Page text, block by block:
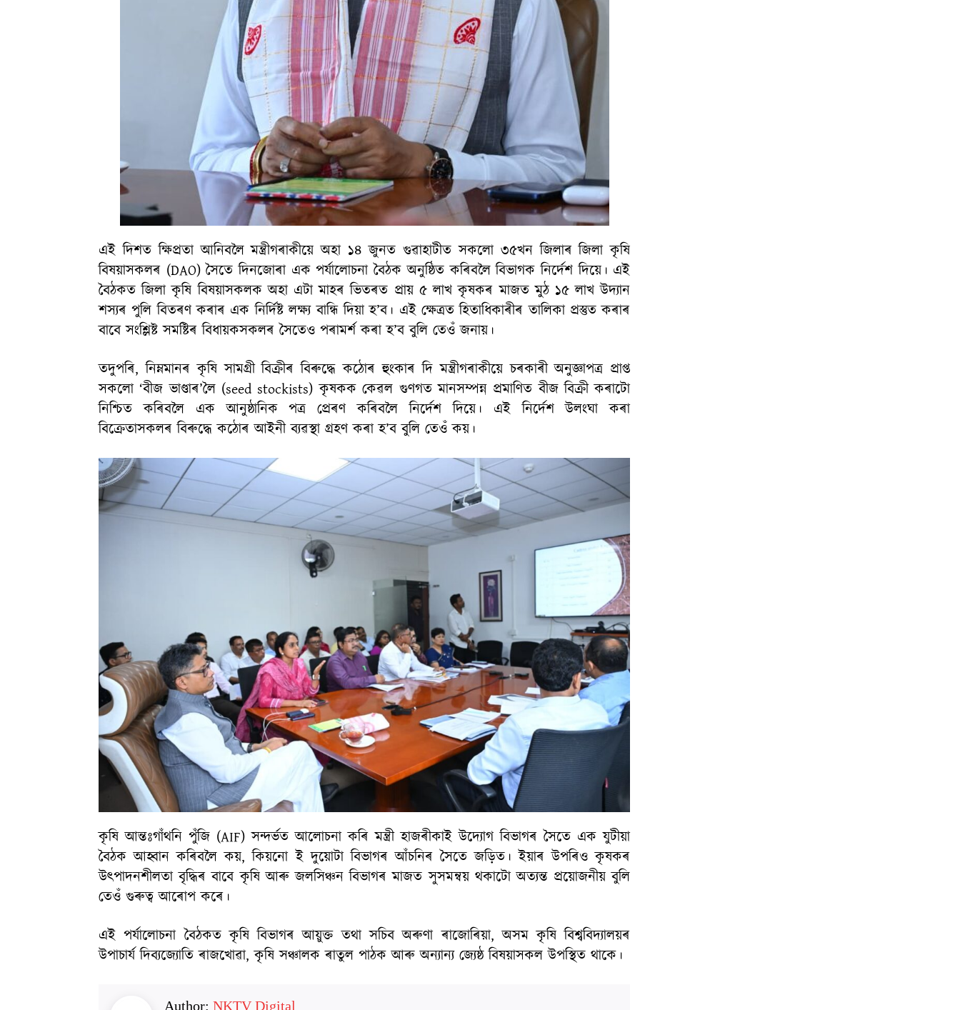
এই দিশত ক্ষিপ্ৰতা আনিবলৈ মন্ত্ৰীগৰাকীয়ে অহা ১৪ জুনত গুৱাহাটীত সকলো ৩৫খন জিলাৰ জিলা কৃষি
বিষয়াসকলৰ (DAO) সৈতে দিনজোৰা এক পৰ্যালোচনা বৈঠক অনুষ্ঠিত কৰিবলৈ বিভাগক নিৰ্দেশ দিয়ে। এই
বৈঠকত জিলা কৃষি বিষয়াসকলক অহা এটা মাহৰ ভিতৰত প্ৰায় ৫ লাখ কৃষকৰ মাজত মুঠ ১৫ লাখ উদ্যান
শস্যৰ পুলি বিতৰণ কৰাৰ এক নিৰ্দিষ্ট লক্ষ্য বান্ধি দিয়া হ’ব। এই ক্ষেত্ৰত হিতাধিকাৰীৰ তালিকা প্ৰস্তুত কৰাৰ
বাবে সংশ্লিষ্ট সমষ্টিৰ বিধায়কসকলৰ সৈতেও পৰামৰ্শ কৰা হ’ব বুলি তেওঁ জনায়।
তদুপৰি, নিম্নমানৰ কৃষি সামগ্ৰী বিক্ৰীৰ বিৰুদ্ধে কঠোৰ হুংকাৰ দি মন্ত্ৰীগৰাকীয়ে চৰকাৰী অনুজ্ঞাপত্ৰ প্ৰাপ্ত
সকলো ‘বীজ ভাণ্ডাৰ’লৈ (seed stockists) কৃষকক কেৱল গুণগত মানসম্পন্ন প্ৰমাণিত বীজ বিক্ৰী কৰাটো
নিশ্চিত কৰিবলৈ এক আনুষ্ঠানিক পত্ৰ প্ৰেৰণ কৰিবলৈ নিৰ্দেশ দিয়ে। এই নিৰ্দেশ উলংঘা কৰা
বিক্ৰেতাসকলৰ বিৰুদ্ধে কঠোৰ আইনী ব্যৱস্থা গ্ৰহণ কৰা হ’ব বুলি তেওঁ কয়।
কৃষি আন্তঃগাঁথনি পুঁজি (AIF) সন্দৰ্ভত আলোচনা কৰি মন্ত্ৰী হাজৰীকাই উদ্যোগ বিভাগৰ সৈতে এক যুটীয়া
বৈঠক আহ্বান কৰিবলৈ কয়, কিয়নো ই দুয়োটা বিভাগৰ আঁচনিৰ সৈতে জড়িত। ইয়াৰ উপৰিও কৃষকৰ
উৎপাদনশীলতা বৃদ্ধিৰ বাবে কৃষি আৰু জলসিঞ্চন বিভাগৰ মাজত সুসমন্বয় থকাটো অত্যন্ত প্ৰয়োজনীয় বুলি
তেওঁ গুৰুত্ব আৰোপ কৰে।
এই পৰ্যালোচনা বৈঠকত কৃষি বিভাগৰ আয়ুক্ত তথা সচিব অৰুণা ৰাজোৰিয়া, অসম কৃষি বিশ্ববিদ্যালয়ৰ
উপাচাৰ্য দিব্যজ্যোতি ৰাজখোৱা, কৃষি সঞ্চালক ৰাতুল পাঠক আৰু অন্যান্য জ্যেষ্ঠ বিষয়াসকল উপস্থিত থাকে।
Author: NKTV Digital